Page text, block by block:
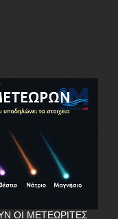
ΟΙ ΜΕΤΕΩΡΊΤΕΣ